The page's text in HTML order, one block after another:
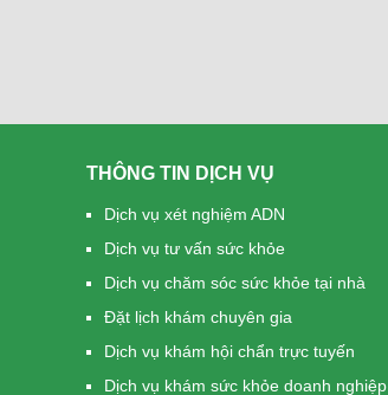
THÔNG TIN DỊCH VỤ
Dịch vụ xét nghiệm ADN
Dịch vụ tư vấn sức khỏe
Dịch vụ chăm sóc sức khỏe tại nhà
Đặt lịch khám chuyên gia
Dịch vụ khám hội chẩn trực tuyến
Dịch vụ khám sức khỏe doanh nghiệp